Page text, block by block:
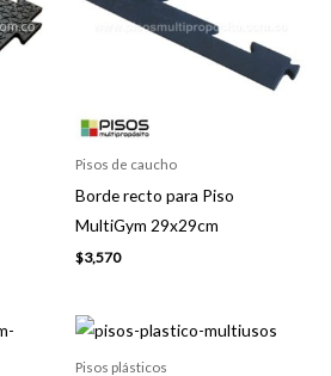
Pisos de caucho
Borde recto para Piso
MultiGym 29x29cm
$3,570
Pisos plásticos